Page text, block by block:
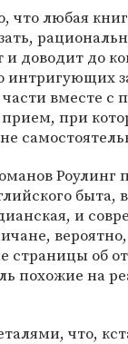
что любая
и доводит до
интригующих
вместе с
при
Роулинг
и
страницы об
похожие на
что,